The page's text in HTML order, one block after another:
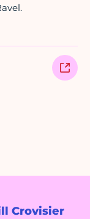
Crovisier